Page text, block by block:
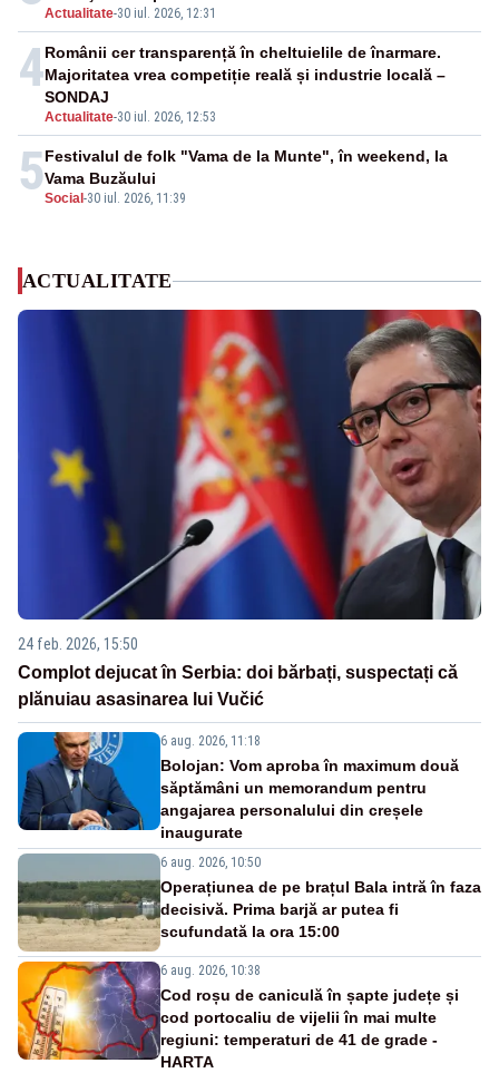
Actualitate-30 iul. 2026, 12:31
4
Actualitate-30 iul. 2026, 12:53
Românii cer transparență în cheltuielile de înarmare.
Majoritatea vrea competiție reală și industrie locală –
SONDAJ
5Social -30 iul. 2026, 11:39
Festivalul de folk "Vama de la Munte", în weekend, la
Vama Buzăului
ACTUALITATE
24 feb. 2026, 15:50
Complot dejucat în Serbia: doi bărbați, suspectați că
plănuiau asasinarea lui Vučić
6 aug. 2026, 11:18
Bolojan: Vom aproba în maximum două
săptămâni un memorandum pentru
angajarea personalului din creșele
inaugurate
6 aug. 2026, 10:50
Operațiunea de pe brațul Bala intră în faza
decisivă. Prima barjă ar putea fi
scufundată la ora 15:00
6 aug. 2026, 10:38
Cod roșu de caniculă în șapte județe și
cod portocaliu de vijelii în mai multe
regiuni: temperaturi de 41 de grade -
HARTA